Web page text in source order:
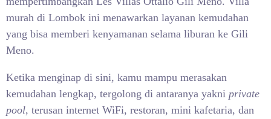
murah di Lombok ini menawarkan layanan kemudahan
yang bisa memberi kenyamanan selama liburan ke Gili
Meno.
Ketika menginap di sini, kamu mampu merasakan
kemudahan lengkap, tergolong di antaranya yakni private
pool, terusan internet WiFi, restoran, mini kafetaria, dan